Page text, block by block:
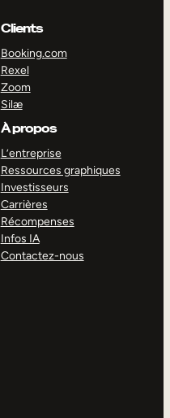
Clients
Booking.com
Rexel
Zoom
Silæ
À propos
L’entreprise
Ressources graphiques
Investisseurs
Carrières
Récompenses
Infos IA
Contactez-nous